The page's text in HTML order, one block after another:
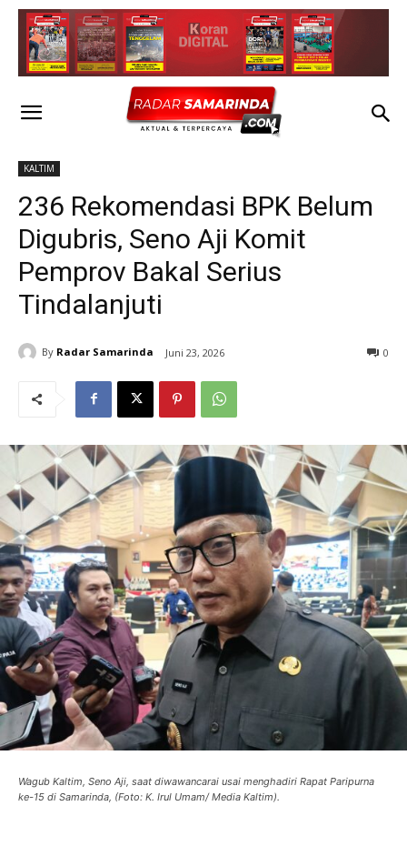
KALTIM
236 Rekomendasi BPK Belum
Digubris, Seno Aji Komit
Pemprov Bakal Serius
Tindalanjuti
By Radar Samarinda Juni 23, 2026 0
Wagub Kaltim, Seno Aji, saat diwawancarai usai menghadiri Rapat Paripurna
ke-15 di Samarinda, (Foto: K. Irul Umam/ Media Kaltim).